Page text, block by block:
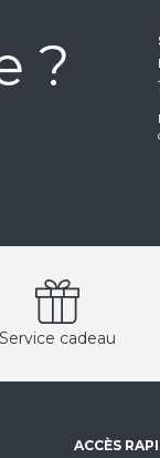
?
Service cadeau
ACCÈS